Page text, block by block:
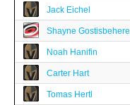
Jack Eichel
Shayne Gostisbehere
Noah Hanifin
Carter Hart
Tomas Hertl